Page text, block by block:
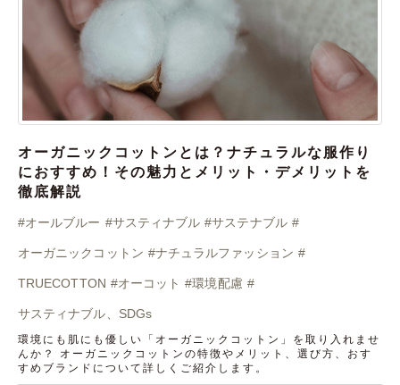
オーガニックコットンとは？ナチュラルな服作り
におすすめ！その魅力とメリット・デメリットを
徹底解説
#オールブルー #サスティナブル #サステナブル #
オーガニックコットン #ナチュラルファッション #
TRUECOTTON #オーコット #環境配慮 #
サスティナブル、SDGs
環境にも肌にも優しい「オーガニックコットン」を取り入れませ
んか？ オーガニックコットンの特徴やメリット、選び方、おす
すめブランドについて詳しくご紹介します。